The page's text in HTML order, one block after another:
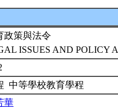
政策與法令
ISSUES AND POLICY
中等學校教育學程
華